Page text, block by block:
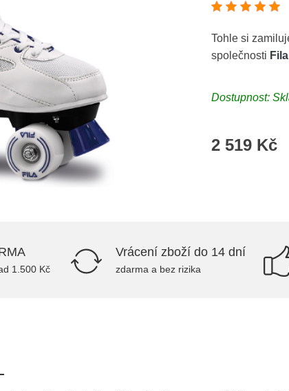
Tohle si
společnosti Fila
Dostupnost:
2 519 Kč
1.500 Kč
Vrácení zboží do 14 dní
zdarma a bez rizika